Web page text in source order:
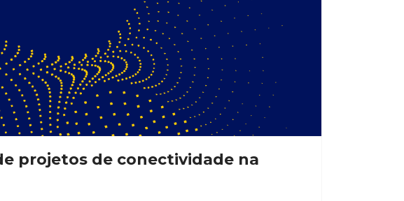
projetos de conectividade na